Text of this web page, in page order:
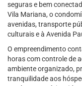
seguras e bem
Vila Mariana, o
avenidas, transporte
culturais e à Avenida
O empreendimento
horas com controle de
ambiente organizado,
tranquilidade aos